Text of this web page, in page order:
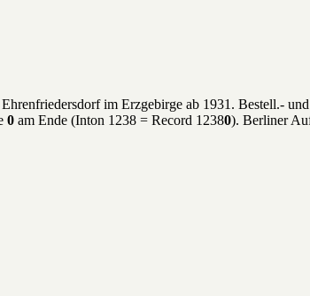
im Erzgebirge ab 1931. Bestell.-
0 am Ende (Inton 1238 = Record 12380). Berliner